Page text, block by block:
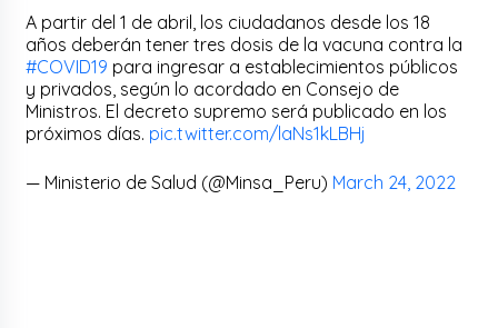
A partir del 1 de abril, los ciudadanos desde los 18
años deberán tener tres dosis de la vacuna contra la
#COVID19 para ingresar a establecimientos públicos
y privados, según lo acordado en Consejo de
Ministros. El decreto supremo será publicado en los
próximos días. pic.twitter.com/laNs1kLBHj
— Ministerio de Salud (@Minsa_Peru) March 24, 2022